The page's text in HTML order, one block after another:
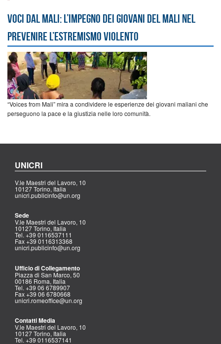
Voci dal Mali: l’impegno dei giovani del Mali nel
prevenire l’estremismo violento
“Voices from Mali” mira a condividere le esperienze dei giovani maliani che
perseguono la pace e la giustizia nelle loro comunità.
UNICRI
V.le Maestri del Lavoro, 10
10127 Torino, Italia
unicri.publicinfo@un.org
Sede
V.le Maestri del Lavoro, 10
10127 Torino, Italia
Tel. +39 0116537111
Fax +39 0116313368
unicri.publicinfo@un.org
Ufficio di Collegamento
Piazza di San Marco, 50
00186 Roma, Italia
Tel. +39 06 6789907
Fax +39 06 6780668
unicri.romeoffice@un.org
Contatti Media
V.le Maestri del Lavoro, 10
10127 Torino, Italia
Tel. +39 0116537141